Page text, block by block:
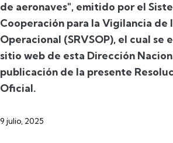
de aeronaves", emitido por el
Cooperación para la Vigilancia de
Operacional (SRVSOP), el cual se
sitio web de esta Dirección
publicación de la presente
Oficial.
9 julio, 2025